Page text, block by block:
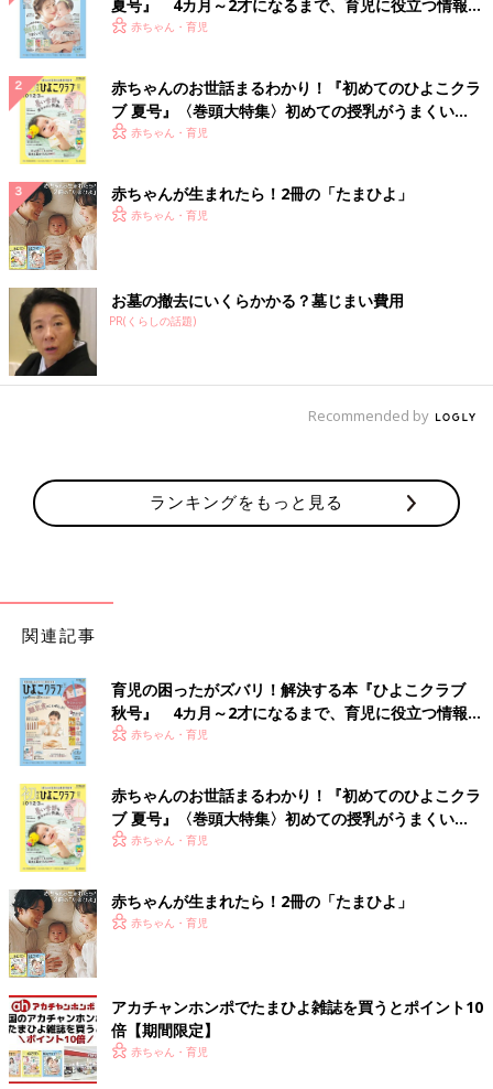
夏号』 4カ月～2才になるまで、育児に役立つ情報が
いっぱい！
赤ちゃん・育児
赤ちゃんのお世話まるわかり！『初めてのひよこクラ
ブ 夏号』〈巻頭大特集〉初めての授乳がうまくい
く！ おっぱい・ミルクの基本と夏のトラブル 解決テ
赤ちゃん・育児
赤ちゃんが生まれたら！2冊の「たまひよ」
赤ちゃん・育児
お墓の撤去にいくらかかる？墓じまい費用
PR(くらしの話題)
Recommended by
ランキングをもっと見る
関連記事
育児の困ったがズバリ！解決する本『ひよこクラブ
秋号』 4カ月～2才になるまで、育児に役立つ情報が
いっぱい！
赤ちゃん・育児
赤ちゃんのお世話まるわかり！『初めてのひよこクラ
ブ 夏号』〈巻頭大特集〉初めての授乳がうまくい
く！ おっぱい・ミルクの基本と夏のトラブル 解決テ
赤ちゃん・育児
赤ちゃんが生まれたら！2冊の「たまひよ」
赤ちゃん・育児
アカチャンホンポでたまひよ雑誌を買うとポイント10
倍【期間限定】
赤ちゃん・育児